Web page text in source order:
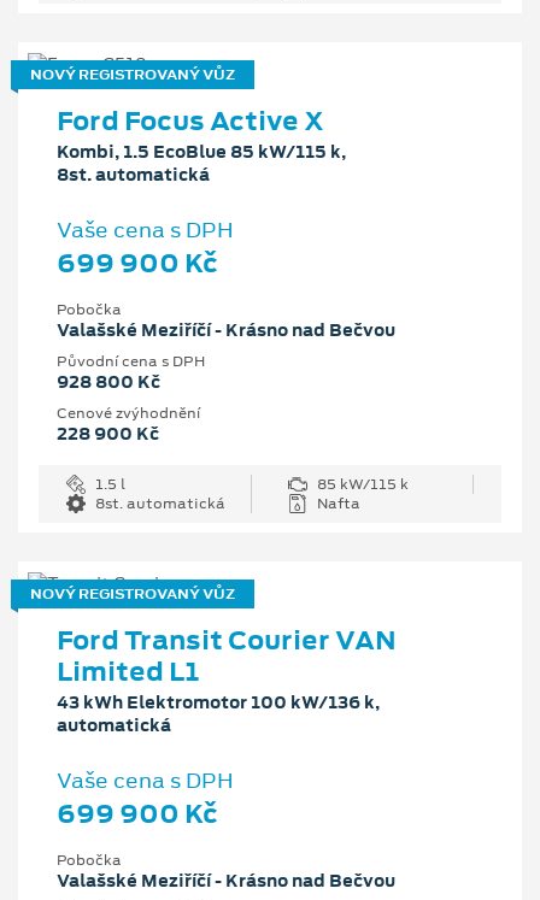
NOVÝ REGISTROVANÝ VŮZ
Ford Focus Active X
Kombi, 1.5 EcoBlue 85 kW/115 k,
8st. automatická
Vaše cena s DPH
699 900 Kč
Pobočka
Valašské Meziříčí - Krásno nad Bečvou
Původní cena s DPH
928 800 Kč
Cenové zvýhodnění
228 900 Kč
1.5 l
85 kW/115 k
8st. automatická
Nafta
NOVÝ REGISTROVANÝ VŮZ
Ford Transit Courier VAN
Limited L1
43 kWh Elektromotor 100 kW/136 k,
automatická
Vaše cena s DPH
699 900 Kč
Pobočka
Valašské Meziříčí - Krásno nad Bečvou